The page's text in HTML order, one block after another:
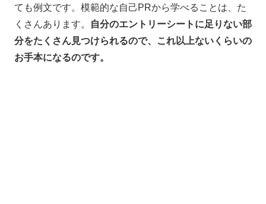
ても例文です。模範的な自己 PRから学べることは、た
くさんあります。
自分のエントリーシートに足りない部
分をたくさん見つけられるので、これ以上ないくらいの
お手本になるのです。